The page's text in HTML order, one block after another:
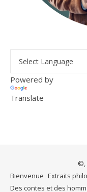
Powered by
Translate
©,
Bienvenue Extraits
Des contes et des